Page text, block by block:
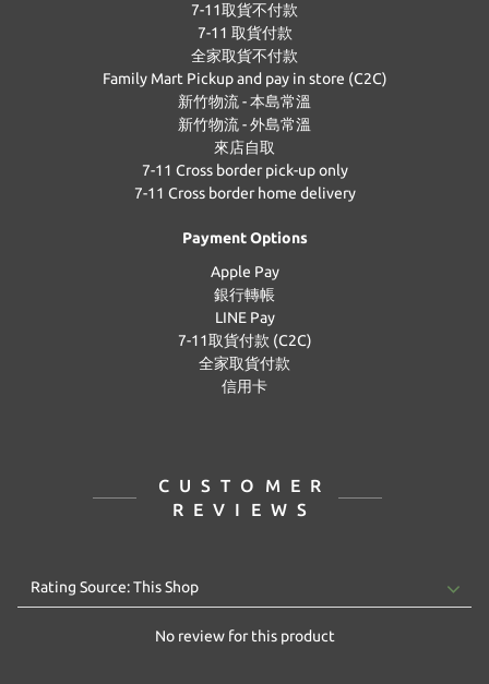
7-11取貨不付款
7-11 取貨付款
全家取貨不付款
Family Mart Pickup and pay in store (C2C)
新竹物流 - 本島常溫
新竹物流 - 外島常溫
來店自取
7-11 Cross border pick-up only
7-11 Cross border home delivery
Payment Options
Apple Pay
銀行轉帳
LINE Pay
7-11取貨付款 (C2C)
全家取貨付款
信用卡
CUSTOMER
REVIEWS
No review for this product